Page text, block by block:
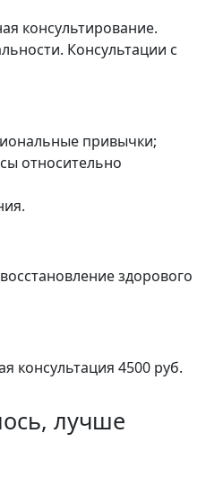
консультирование.
Консультации с
привычки;
относительно
здорового
консультация 4500 руб.
лучше